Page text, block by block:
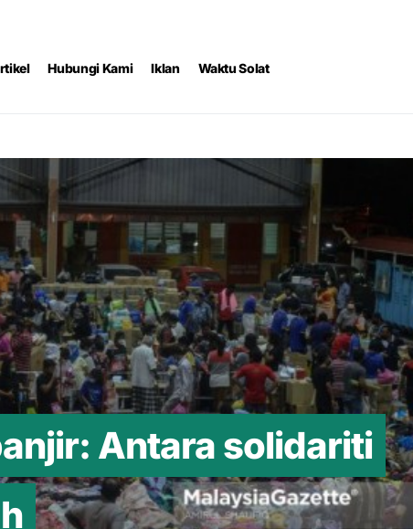
Hubungi Kami Iklan Waktu Solat
Antara solidariti